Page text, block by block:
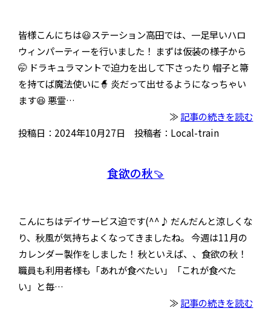
皆様こんにちは😃ステーション高田では、一足早いハロ
ウィンパーティーを行いました！ まずは仮装の様子から
🤭 ドラキュラマントで迫力を出して下さったり 帽子と箒
を持てば魔法使いに🧙 炎だって出せるようになっちゃい
ます😆 悪霊…
≫記事の続きを読む
投稿日：2024年10月27日 投稿者：Local-train
食欲の秋🍠
こんにちはデイサービス迫です(^^♪ だんだんと涼しくな
り、秋風が気持ちよくなってきましたね。 今週は11月の
カレンダー製作をしました！ 秋といえば、、食欲の秋！
職員も利用者様も「あれが食べたい」「これが食べた
い」と毎…
≫記事の続きを読む